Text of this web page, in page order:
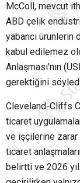
McColl, mevcut
ABD çelik
yabancı ürünlerin
kabul edilemez
Anlaşması'nın
gerektiğini
Cleveland-Cliffs
ticaret
ve işçilerine
ticaret
belirtti ve 2026